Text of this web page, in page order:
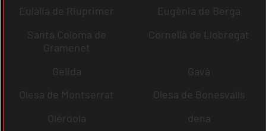
Eulàlia de Riuprimer
Eugènia de Berga
Santa Coloma de
Gramenet
Cornellà de Llobregat
Gelida
Gavà
Olesa de Montserrat
Olesa de Bonesvalls
Olèrdola
dena